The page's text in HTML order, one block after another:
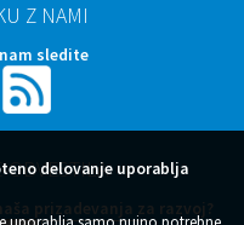
Z NAMI
sledite
OBVESTILA
prizadevanja za razvoj?
delovanje uporablja